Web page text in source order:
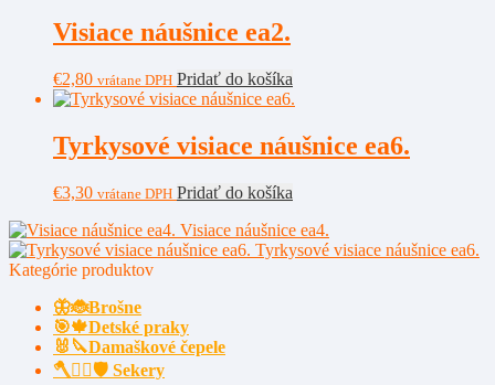
Visiace náušnice ea2.
€2,80 vrátane DPH Pridať do košíka
Tyrkysové visiace náušnice ea6.
€3,30 vrátane DPH Pridať do košíka
Visiace náušnice ea4.
Tyrkysové visiace náušnice ea6.
Kategórie produktov
🦋🐞Brošne
🎯🍁Detské praky
🐰🔪Damaškové čepele
🪓🧔‍♂️🛡️ Sekery